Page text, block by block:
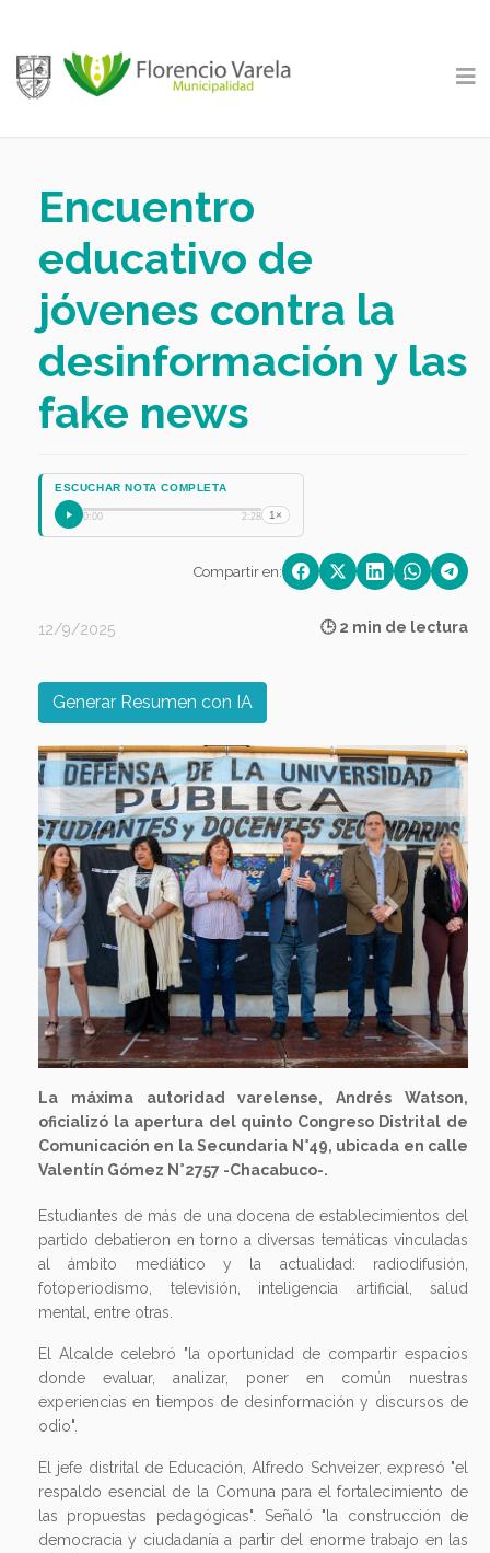
Encuentro
educativo de
jóvenes contra la
desinformación y las
fake news
ESCUCHAR NOTA COMPLETA
0:00 2:28 1×
Compartir en:
12/9/2025 🕒 2 min de lectura
Generar Resumen con IA
Previous Next
La máxima autoridad varelense, Andrés Watson,
oficializó la apertura del quinto Congreso Distrital de
Comunicación en la Secundaria N°49, ubicada en calle
Valentín Gómez N°2757 -Chacabuco-.
Estudiantes de más de una docena de establecimientos del
partido debatieron en torno a diversas temáticas vinculadas
al ámbito mediático y la actualidad: radiodifusión,
fotoperiodismo, televisión, inteligencia artificial, salud
mental, entre otras.
El Alcalde celebró "la oportunidad de compartir espacios
donde evaluar, analizar, poner en común nuestras
experiencias en tiempos de desinformación y discursos de
odio".
El jefe distrital de Educación, Alfredo Schveizer, expresó "el
respaldo esencial de la Comuna para el fortalecimiento de
las propuestas pedagógicas". Señaló "la construcción de
democracia y ciudadanía a partir del enorme trabajo en las